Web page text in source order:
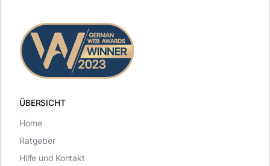
ÜBERSICHT
Home
Ratgeber
Hilfe und Kontakt